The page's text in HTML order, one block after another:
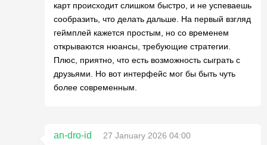
карт происходит слишком быстро, и не успеваешь
сообразить, что делать дальше. На первый взгляд
геймплей кажется простым, но со временем
открываются нюансы, требующие стратегии.
Плюс, приятно, что есть возможность сыграть с
друзьями. Но вот интерфейс мог бы быть чуть
более современным.
an-dro-id
27 January 2026 04:00